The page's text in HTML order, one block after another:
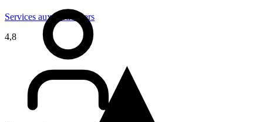
Services aux particuliers
4,8